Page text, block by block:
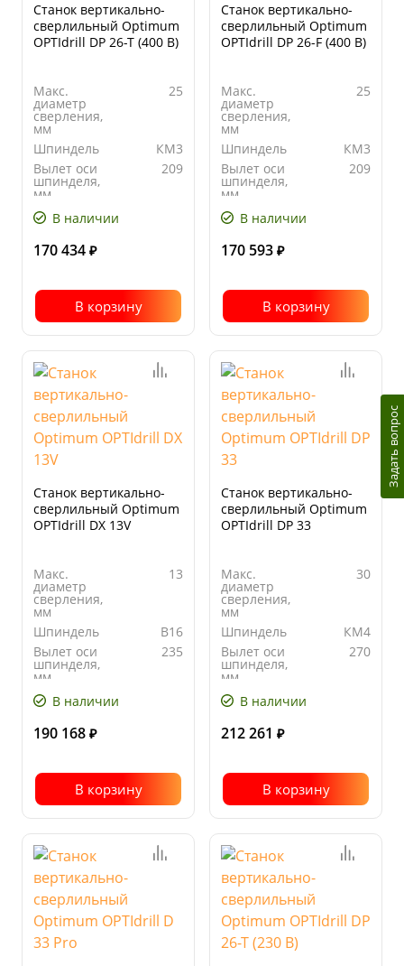
Станок вертикально-
сверлильный Optimum
OPTIdrill DP 26-T (400 В)
Макс.
диаметр
сверления,
мм
25
Шпиндель
КМ3
Вылет оси
шпинделя,
мм
209
Количество
скоростей
В наличии
170 434 ₽
В корзину
Станок вертикально-
сверлильный Optimum
OPTIdrill DP 26-F (400 В)
Макс.
диаметр
сверления,
мм
25
Шпиндель
КМ3
Вылет оси
шпинделя,
мм
209
Количество
скоростей
В наличии
170 593 ₽
В корзину
Станок вертикально-
сверлильный Optimum
OPTIdrill DX 13V
Макс.
диаметр
сверления,
мм
13
Шпиндель
B16
Вылет оси
шпинделя,
мм
235
Автоподача
В наличии
190 168 ₽
В корзину
Станок вертикально-
сверлильный Optimum
OPTIdrill DP 33
Макс.
диаметр
сверления,
мм
30
Шпиндель
КМ4
Вылет оси
шпинделя,
мм
270
Количество
скоростей
В наличии
212 261 ₽
В корзину
Задать вопрос